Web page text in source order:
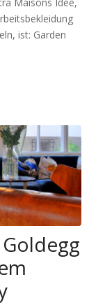
ist: Garden